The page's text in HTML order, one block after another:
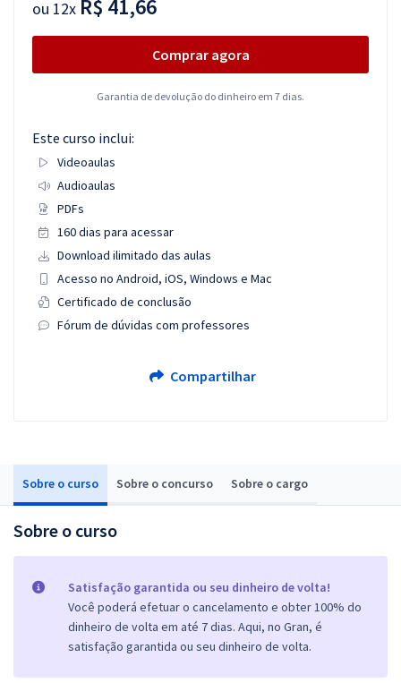
Sobre o curso Sobre o concurso Sobre o cargo
Sobre o curso
Satisfação garantida ou seu dinheiro de volta!
Você poderá efetuar o cancelamento e obter 100% do
dinheiro de volta em até 7 dias. Aqui, no Gran, é
satisfação garantida ou seu dinheiro de volta.
ou 12x R$ 41,66
Comprar agora
Garantia de devolução do dinheiro em 7 dias.
Este curso inclui:
Videoaulas
Audioaulas
PDFs
160 dias para acessar
Download ilimitado das aulas
Acesso no Android, iOS, Windows e Mac
Certificado de conclusão
Fórum de dúvidas com professores
Compartilhar